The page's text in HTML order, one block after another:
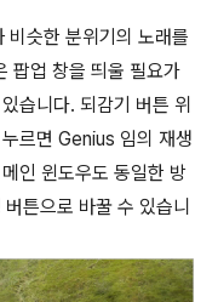
비슷한 분위기의 노래를
팝업 창을 띄울 필요가
습니다. 되감기 버튼 위
르면 Genius 임의 재생
인 윈도우도 동일한 방
튼으로 바꿀 수 있습니